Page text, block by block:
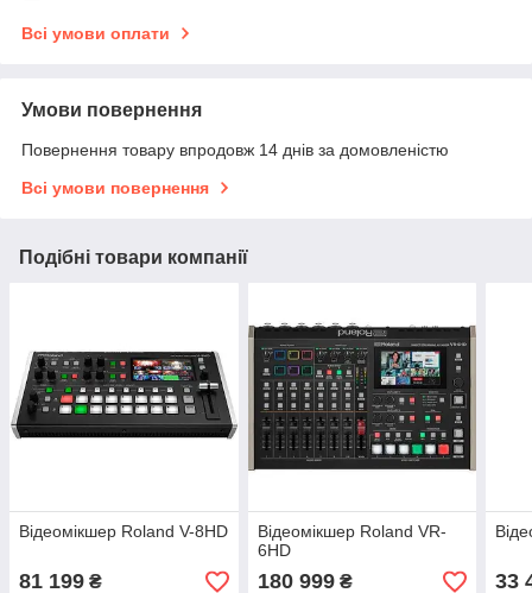
Всі умови оплати
Умови повернення
Повернення товару впродовж 14 днів за домовленістю
Всі умови повернення
Подібні товари компанії
Відеомікшер Roland V-8HD
81 199 ₴
Відеомікшер Roland VR-
6HD
180 999₴ 33